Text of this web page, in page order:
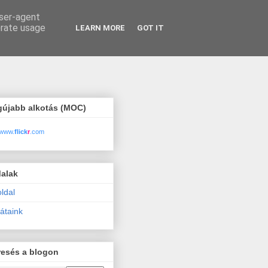
alkotás (MOC)
flickr.com
a blogon
agent
usage
LEARN MORE GOT IT